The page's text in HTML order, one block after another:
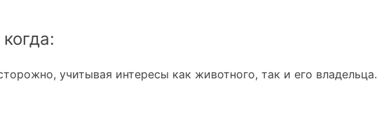
учитывая интересы как животного, так и его владельца.